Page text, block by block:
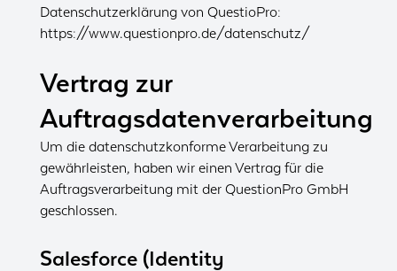
Datenschutzerklärung von QuestioPro:
https://www.questionpro.de/datenschutz/
Vertrag zur
Auftragsdatenverarbeitung
Um die datenschutzkonforme Verarbeitung zu
gewährleisten, haben wir einen Vertrag für die
Auftragsverarbeitung mit der QuestionPro GmbH
geschlossen.
Salesforce (Identity